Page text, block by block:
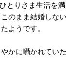
とりさま生活を満
のまま結婚しない
ようです。
かに囁かれていた